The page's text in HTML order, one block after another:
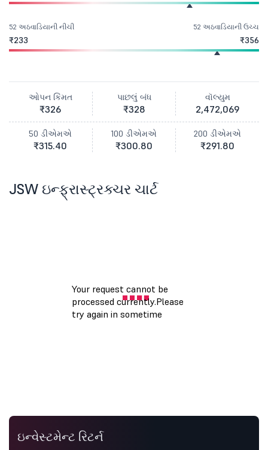
52 અઠવાડિયાની નીચી
₹233
52 અઠવાડિયાની ઉચ્ચ
₹356
ઓપન કિંમત
₹326
પાછલું બંધ
₹328
વૉલ્યુમ
2,472,069
50 ડીએમએ
₹315.40
100 ડીએમએ
₹300.80
200 ડીએમએ
₹291.80
JSW ઇન્ફ્રાસ્ટ્રક્ચર ચાર્ટ
ઇન્વેસ્ટમેન્ટ રિટર્ન